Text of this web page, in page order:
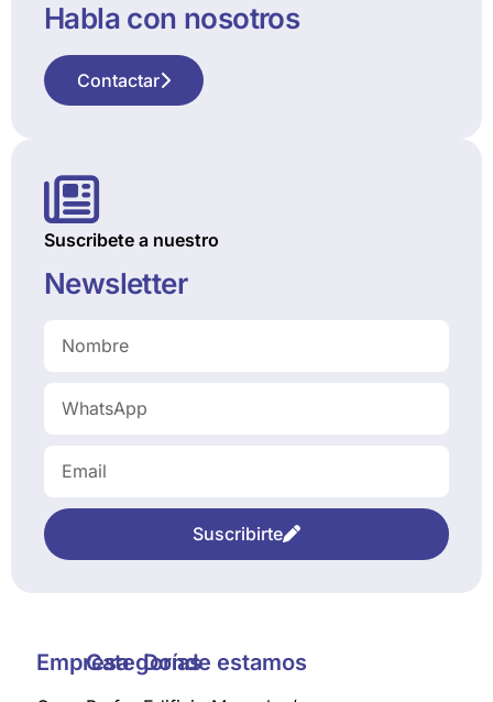
Habla con nosotros
Contactar
Suscribete a nuestro
Newsletter
Suscribirte
EmpresaCategoríasDonde estamos